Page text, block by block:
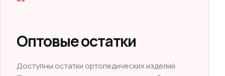
Оптовые остатки
Доступны остатки ортопедических изделий.